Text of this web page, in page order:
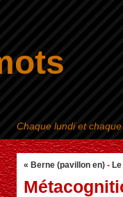
« Berne (pavillon en) -
Chaque lundi et